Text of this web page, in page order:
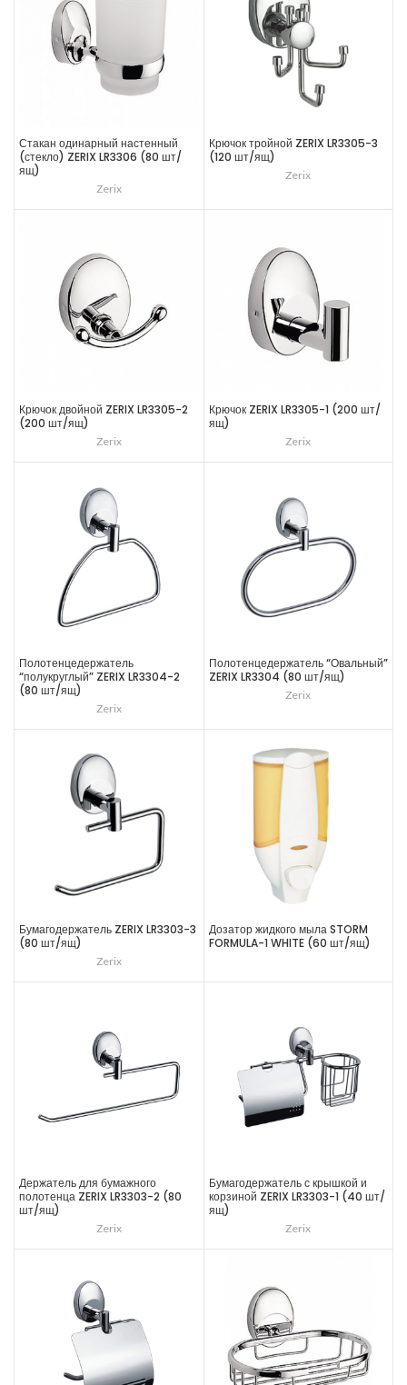
Стакан одинарный настенный
(стекло) ZERIX LR3306 (80 шт/
ящ)
Zerix
Крючок тройной ZERIX LR3305-3
(120 шт/ящ)
Zerix
Крючок двойной ZERIX LR3305-2
(200 шт/ящ)
Zerix
Крючок ZERIX LR3305-1 (200 шт/
ящ)
Zerix
Полотенцедержатель
“полукруглый” ZERIX LR3304-2
(80 шт/ящ)
Zerix
Полотенцедержатель “Овальный”
ZERIX LR3304 (80 шт/ящ)
Zerix
Бумагодержатель ZERIX LR3303-3
(80 шт/ящ)
Zerix
Дозатор жидкого мыла STORM
FORMULA-1 WHITE (60 шт/ящ)
Держатель для бумажного
полотенца ZERIX LR3303-2 (80
шт/ящ)
Zerix
Бумагодержатель с крышкой и
корзиной ZERIX LR3303-1 (40 шт/
ящ)
Zerix